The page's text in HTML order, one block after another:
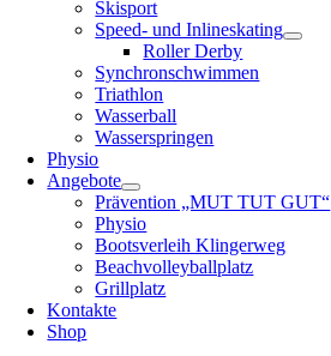
Skisport
Speed- und Inlineskating
Roller Derby
Synchronschwimmen
Triathlon
Wasserball
Wasserspringen
Physio
Angebote
Prävention „MUT TUT GUT“
Physio
Bootsverleih Klingerweg
Beachvolleyballplatz
Grillplatz
Kontakte
Shop